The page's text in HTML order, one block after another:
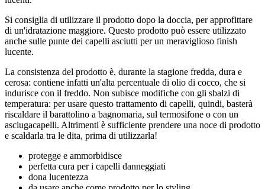
Si consiglia di utilizzare il prodotto dopo la doccia, per approfittare
di un'idratazione maggiore. Questo prodotto può essere utilizzato
anche sulle punte dei capelli asciutti per un meraviglioso finish
lucente.
La consistenza del prodotto è, durante la stagione fredda, dura e
cerosa: contiene infatti un'alta percentuale di olio di cocco, che si
indurisce con il freddo. Non subisce modifiche con gli sbalzi di
temperatura: per usare questo trattamento di capelli, quindi, basterà
riscaldare il barattolino a bagnomaria, sul termosifone o con un
asciugacapelli. Altrimenti è sufficiente prendere una noce di prodotto
e scaldarla tra le dita, prima di utilizzarla!
protegge e ammorbidisce
perfetta cura per i capelli danneggiati
dona lucentezza